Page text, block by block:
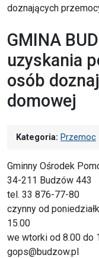
doznających
GMINA
uzyskania
osób
domowej
Kategoria: Przemoc
Gminny Ośrodek
34-211 Budzów 443
tel. 33 876-77-80
czynny od
15.00
we wtorki od 8.00 do
gops@budzow.pl